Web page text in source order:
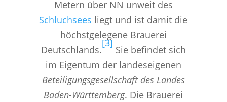
Metern über NN unweit des
Schluchsees liegt und ist damit die
höchstgelegene Brauerei
Deutschlands.
[3]
Sie befindet sich
im Eigentum der landeseigenen
Beteiligungsgesellschaft des Landes
Baden-Württemberg. Die Brauerei